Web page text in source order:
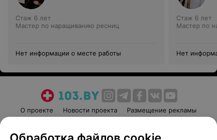
Стаж 6 лет
Мастер по наращиванию ресниц
Нет информации о месте работы
Стаж 6 лет
Мастер по
Нет
О проекте Новости проекта
Размещение рекламы
Пользовательское соглашение
Способы оплаты